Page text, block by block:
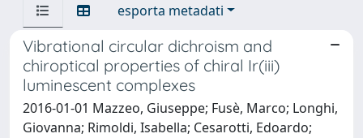
esporta metadati
Vibrational circular dichroism and
chiroptical properties of chiral Ir(iii)
luminescent complexes
2016-01-01 Mazzeo, Giuseppe; Fusè, Marco; Longhi,
Giovanna; Rimoldi, Isabella; Cesarotti, Edoardo;